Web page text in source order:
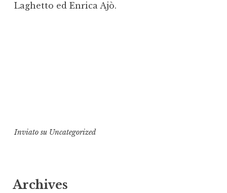
Laghetto ed Enrica Ajò.
Inviato su Uncategorized
Archives